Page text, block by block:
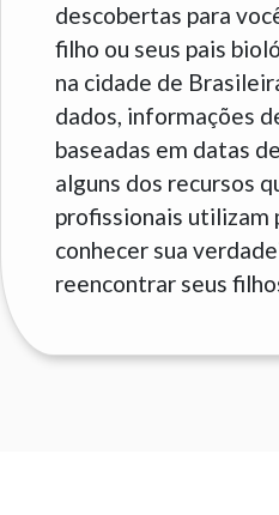
descobertas para
filho ou seus pais
na cidade de
dados, informações
baseadas em datas
alguns dos recursos
profissionais utilizam
conhecer sua
reencontrar seus